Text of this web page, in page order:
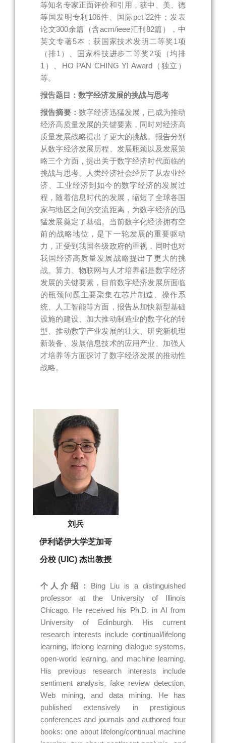
等知名专家正面评价和引用，获中、美、德
等国发明专利106件、国际pct 22件；发表
论文300余篇（含acm/ieee汇刊82篇），中
英文专著5本；获国家技术发明二等奖1项
（排1）、国家科技进步二等奖2项（均排
1）、HO PAN CHING YI Award（独立）
等。
报告题目：数字经济发展的挑战与思考
报告摘要： 数字经济迅猛发展，已成为推动
经济高质量发展的关键要素，同时对经济高
质量发展战略提出了更大的挑战。报告分别
从数字经济发展历程、发展瓶颈以及发展策
略三个方面，提出关于数字经济时代面临的
挑战与思考。人类经济社会经历了从农业经
济、工业经济到如今的数字经济的发展过
程，随着信息时代的发展，缩短了全球各国
家与地区之间的交流距离，为数字经济的迅
猛发展奠定了基础。当前数字化经济拥有空
前的战略地位，是下一轮发展的重要驱动
力，正受到我国各级政府的重视，同时也对
我国经济高质量发展战略提出了更大的挑
战。算力、物联网与人才培养都是数字经济
发展的关键要素，目前数字经济发展所面临
的瓶颈问题主要聚集在芯片制造、操作系
统、人工智能等方面，报告从加快新型基础
设施的建设、加大推动制造业的数字化的转
型、推动数字产业发展的壮大、研究新机理
新装备、发展信息技术的应用产业、加强人
才培养等方面探讨了数字经济发展的推动性
战略。
刘兵
伊利诺伊大学芝加哥
分校 (UIC) 杰出教授
个人介绍： Bing Liu is a distinguished
professor at the University of Illinois
Chicago. He received his Ph.D. in AI from
University of Edinburgh. His current
research interests include continual/lifelong
learning, lifelong learning dialogue systems,
open-world learning, and machine learning.
His previous research interests include
sentiment analysis, fake review detection,
Web mining, and data mining. He has
published extensively in prestigious
conferences and journals and authored four
books: one about lifelong/continual machine